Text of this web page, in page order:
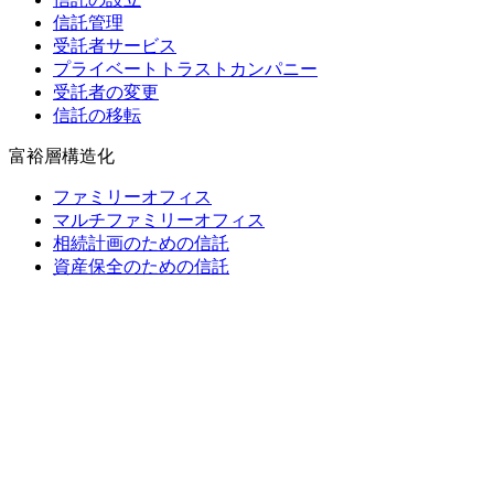
信託管理
受託者サービス
プライベートトラストカンパニー
受託者の変更
信託の移転
富裕層構造化
ファミリーオフィス
マルチファミリーオフィス
相続計画のための信託
資産保全のための信託